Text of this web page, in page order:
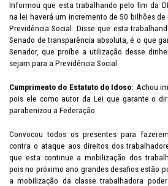
Informou que esta trabalhando pelo fim da
na lei haverá um incremento de 50 bilhões
Previdência Social. Disse que esta
Senado de transparência absoluta, é o que
Senador, que proíbe a utilização desse
sejam para a Previdência Social.
Cumprimento do Estatuto do Idoso: Achou
pois ele como autor da Lei que garante o
parabenizou a Federação.
Convocou todos os presentes para
contra o ataque aos direitos dos
que esta continue a mobilização dos
pois no próximo ano grandes desafios estão
a mobilização da classe trabalhadora